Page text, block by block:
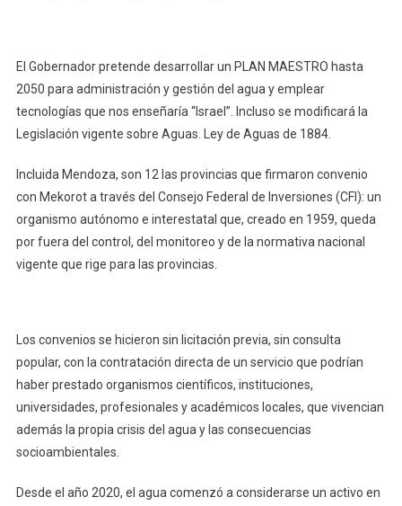
El Gobernador pretende desarrollar un PLAN MAESTRO hasta
2050 para administración y gestión del agua y emplear
tecnologías que nos enseñaría “Israel”. Incluso se modificará la
Legislación vigente sobre Aguas. Ley de Aguas de 1884.
Incluida Mendoza, son 12 las provincias que firmaron convenio
con Mekorot a través del Consejo Federal de Inversiones (CFI): un
organismo autónomo e interestatal que, creado en 1959, queda
por fuera del control, del monitoreo y de la normativa nacional
vigente que rige para las provincias.
Los convenios se hicieron sin licitación previa, sin consulta
popular, con la contratación directa de un servicio que podrían
haber prestado organismos científicos, instituciones,
universidades, profesionales y académicos locales, que vivencian
además la propia crisis del agua y las consecuencias
socioambientales.
Desde el año 2020, el agua comenzó a considerarse un activo en